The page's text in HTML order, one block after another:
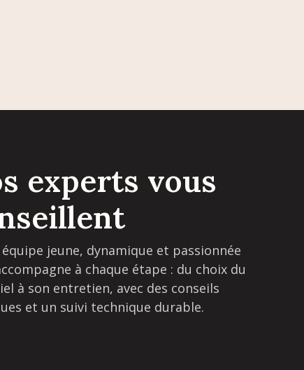
experts vous
jeune, dynamique et passionnée
à chaque étape : du choix du
à son entretien, avec des conseils
et un suivi technique durable.